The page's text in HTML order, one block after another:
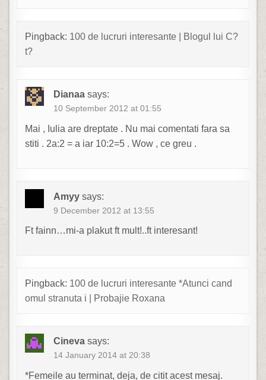
Pingback: 100 de lucruri interesante | Blogul lui C?
t?
Dianaa says:
10 September 2012 at 01:55
Mai , Iulia are dreptate . Nu mai comentati fara sa
stiti . 2a:2 = a iar 10:2=5 . Wow , ce greu .
Amyy says:
9 December 2012 at 13:55
Ft fainn…mi-a plakut ft mult!..ft interesant!
Pingback: 100 de lucruri interesante *Atunci cand
omul stranuta i | Probajie Roxana
Cineva says:
14 January 2014 at 20:38
*Femeile au terminat, deja, de citit acest mesaj.